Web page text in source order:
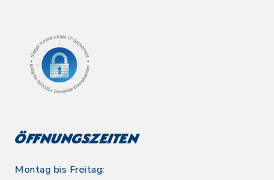
Öffnungszeiten
Montag bis Freitag: